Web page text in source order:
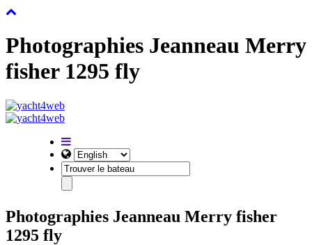
Photographies Jeanneau Merry
fisher 1295 fly
Photographies Jeanneau Merry fisher
1295 fly